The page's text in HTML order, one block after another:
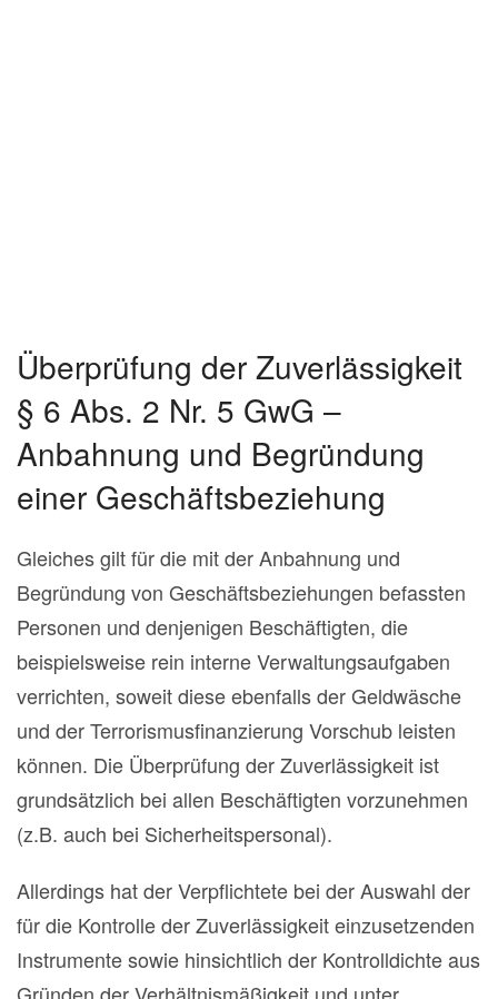
Überprüfung der Zuverlässigkeit
§ 6 Abs. 2 Nr. 5 GwG –
Anbahnung und Begründung
einer Geschäftsbeziehung
Gleiches gilt für die mit der Anbahnung und
Begründung von Geschäftsbeziehungen befassten
Personen und denjenigen Beschäftigten, die
beispielsweise rein interne Verwaltungsaufgaben
verrichten, soweit diese ebenfalls der Geldwäsche
und der Terrorismusfinanzierung Vorschub leisten
können. Die Überprüfung der Zuverlässigkeit ist
grundsätzlich bei allen Beschäftigten vorzunehmen
(z.B. auch bei Sicherheitspersonal).
Allerdings hat der Verpflichtete bei der Auswahl der
für die Kontrolle der Zuverlässigkeit einzusetzenden
Instrumente sowie hinsichtlich der Kontrolldichte aus
Gründen der Verhältnismäßigkeit und unter